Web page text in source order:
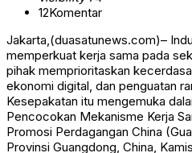
12Komentar
Jakarta,(duasatunews.com)–
memperkuat kerja sama pada
pihak memprioritaskan
ekonomi digital, dan penguatan
Kesepakatan itu mengemuka
Pencocokan Mekanisme Kerja
Promosi Perdagangan China
Provinsi Guangdong, China,